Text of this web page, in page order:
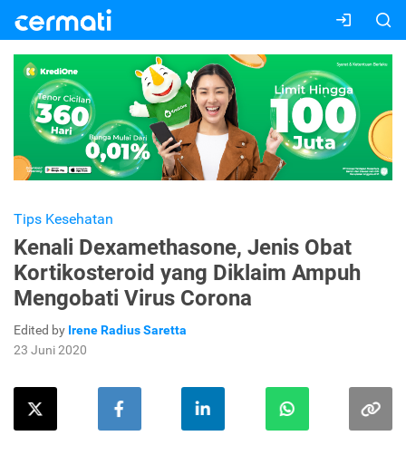
Tips Kesehatan
Kenali Dexamethasone, Jenis Obat
Kortikosteroid yang Diklaim Ampuh
Mengobati Virus Corona
Edited by Irene Radius Saretta
23 Juni 2020